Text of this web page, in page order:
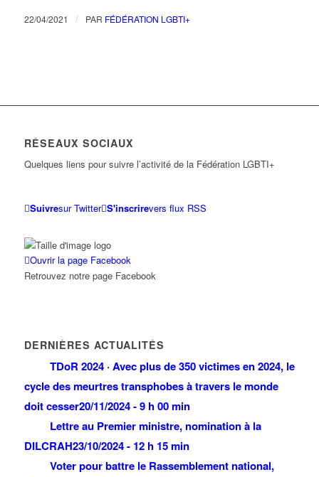
22/04/2021 / PAR FÉDÉRATION LGBTI+
RÉSEAUX SOCIAUX
Quelques liens pour suivre l’activité de la Fédération LGBTI+
Suivresur Twitter S'inscrirevers flux RSS
Ouvrir la page Facebook
Retrouvez notre page Facebook
DERNIÈRES ACTUALITÉS
TDoR 2024 · Avec plus de 350 victimes en 2024, le
cycle des meurtres transphobes à travers le monde
doit cesser20/11/2024 - 9 h 00 min
Lettre au Premier ministre, nomination à la
DILCRAH23/10/2024 - 12 h 15 min
Voter pour battre le Rassemblement national,